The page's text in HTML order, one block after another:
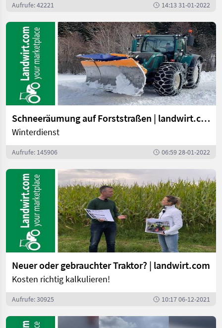
Aufrufe: 42221 14:13 31-01-2022
Schneeräumung auf Forststraßen | landwirt.com
Winterdienst
Aufrufe: 145906 06:59 28-01-2022
Neuer oder gebrauchter Traktor? | landwirt.com
Kosten richtig kalkulieren!
Aufrufe: 30925 10:17 06-12-2021